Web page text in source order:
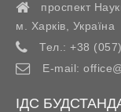
проспект
м. Харків
Україна
Тел.: +38
E-mail:
ІДС